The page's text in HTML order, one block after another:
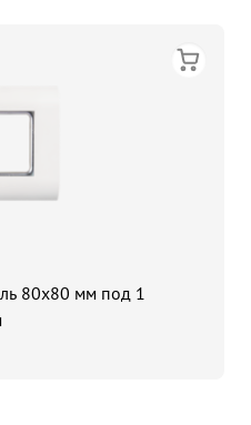
80x80 мм под 1